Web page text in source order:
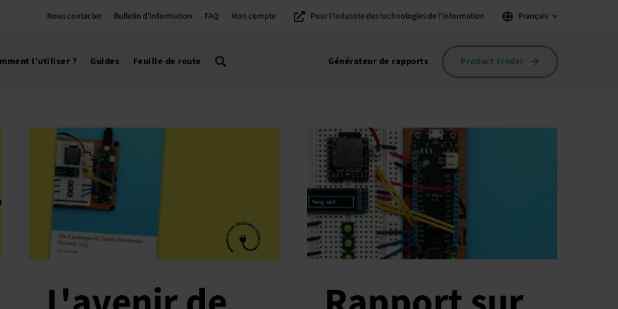
Nous contacter Bulletin d'information FAQ Mon compte Pour l'industrie des technologies de l'information Français
l'utiliser ? Guides Feuille de route Générateur de rapports Product Finder